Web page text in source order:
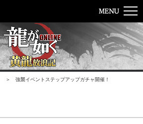
＞ 強襲イベントステップアップガチャ開催！